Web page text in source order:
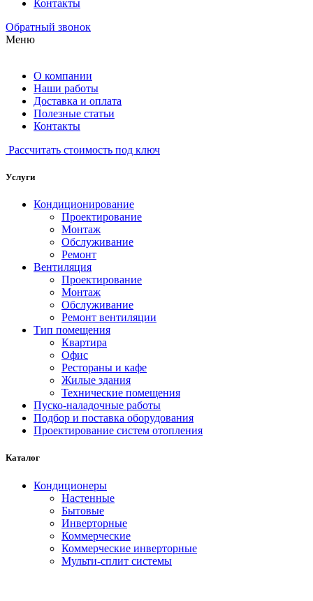
Контакты
Обратный звонок
Меню
О компании
Наши работы
Доставка и оплата
Полезные статьи
Контакты
Рассчитать стоимость под ключ
Услуги
Кондиционирование
Проектирование
Монтаж
Обслуживание
Ремонт
Вентиляция
Проектирование
Монтаж
Обслуживание
Ремонт вентиляции
Тип помещения
Квартира
Офис
Рестораны и кафе
Жилые здания
Технические помещения
Пуско-наладочные работы
Подбор и поставка оборудования
Проектирование систем отопления
Каталог
Кондиционеры
Настенные
Бытовые
Инверторные
Коммерческие
Коммерческие инверторные
Мульти-сплит системы